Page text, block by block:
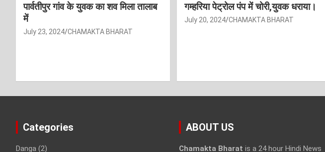
पार्वतीपुर गांव के युवक का शव मिला तालाब
में
July 23, 2024 CHAMAKTA BHARAT
गम्हरिया पेट्रोल पंप में चोरी,युवक धराया।
July 20, 2024 CHAMAKTA BHARAT
Categories
Danga (2)
ABOUT US
Chamakta Bharat is a 24 hour Hindi News